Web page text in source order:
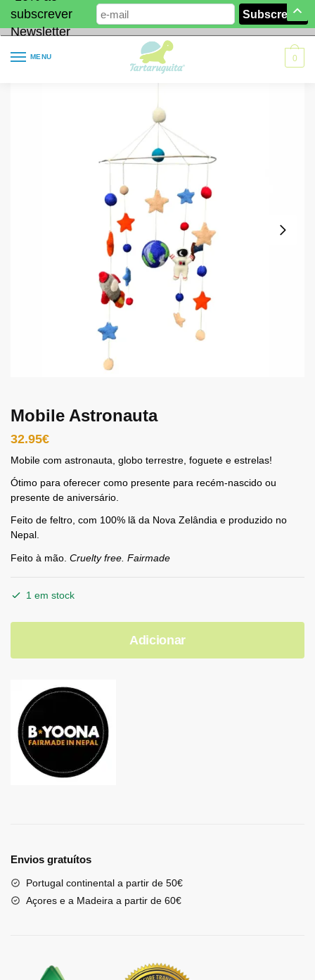
subscrever
Newsletter
MENU 0
Mobile Astronauta
32.95€
Mobile com astronauta, globo terrestre, foguete e estrelas!
Ótimo para oferecer como presente para recém-nascido ou
presente de aniversário.
Feito de feltro, com 100% lã da Nova Zelândia e produzido no
Nepal.
Feito à mão. Cruelty free. Fairmade
1 em stock
Adicionar
Envios gratuítos
Portugal continental a partir de 50€
Açores e a Madeira a partir de 60€